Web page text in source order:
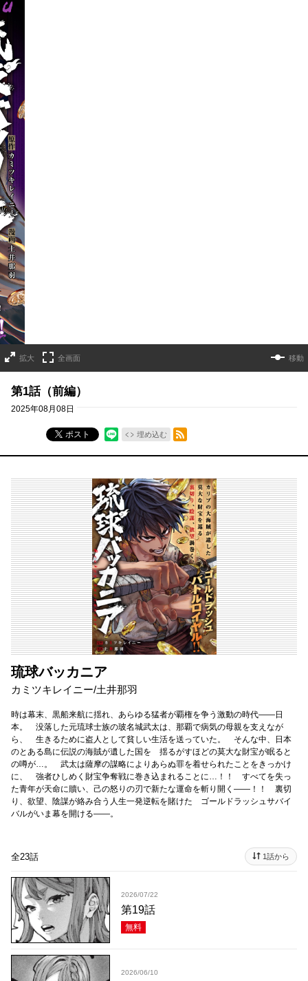
拡大 全画面 移動
第1話（前編）
2025年08月08日
ポスト 埋め込む
RSSフィード
琉球バッカニア
カミツキレイニー/土井那羽
時は幕末、黒船来航に揺れ、あらゆる猛者が覇権を争う激動の時代――日
本。 没落した元琉球士族の玻名城武太は、那覇で病気の母親を支えなが
ら、 生きるために盗人として貧しい生活を送っていた。 そんな中、日本
のとある島に伝説の海賊が遺した国を 揺るがすほどの莫大な財宝が眠ると
の噂が…。 武太は薩摩の謀略によりあらぬ罪を着せられたことをきっかけ
に、 強者ひしめく財宝争奪戦に巻き込まれることに…！！ すべてを失っ
た青年が天命に贖い、己の怒りの刃で新たな運命を斬り開く――！！ 裏切
り、欲望、陰謀が絡み合う人生一発逆転を賭けた ゴールドラッシュサバイ
バルがいま幕を開ける――。
全23話 1話から
2026/07/22
第19話
無料
2026/06/10